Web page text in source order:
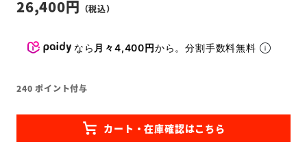
26,400
なら 月々4,400円から。分割手数料無料
240 ポイント付与